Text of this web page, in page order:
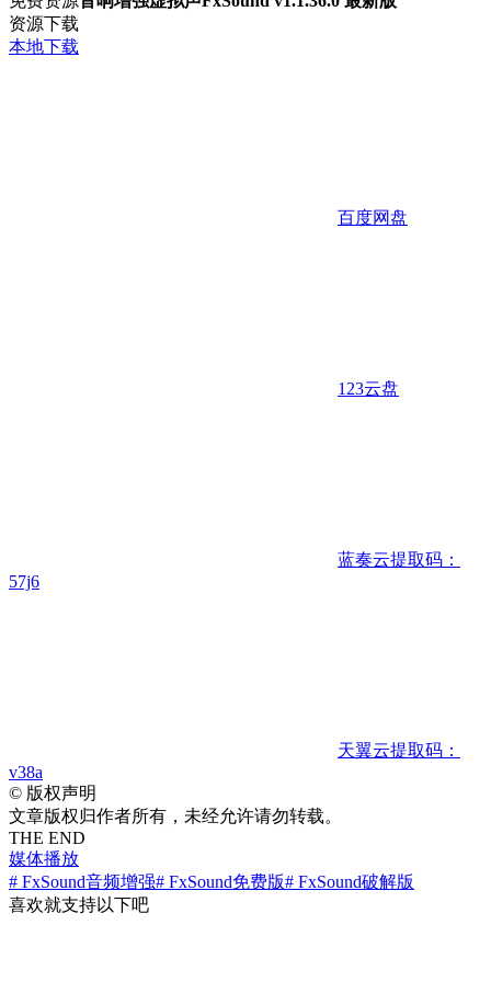
资源下载
本地下载
百度网盘
123云盘
蓝奏云提取码：
57j6
天翼云提取码：
v38a
© 版权声明
文章版权归作者所有，未经允许请勿转载。
THE END
媒体播放
# FxSound音频增强# FxSound免费版# FxSound破解版
喜欢就支持以下吧